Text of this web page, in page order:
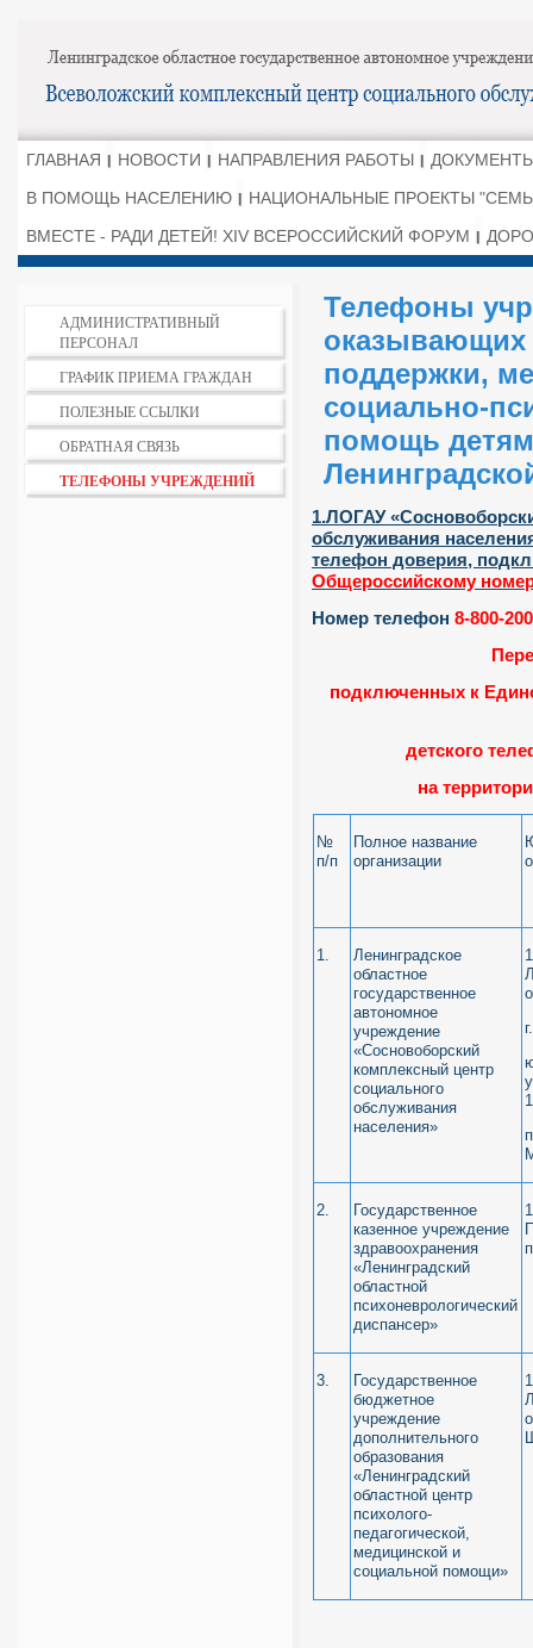
ГЛАВНАЯ НОВОСТИ НАПРАВЛЕНИЯ РАБОТЫ
В ПОМОЩЬ НАСЕЛЕНИЮ
НАЦИОНАЛЬНЫЕ ПРОЕКТЫ
ВМЕСТЕ - РАДИ ДЕТЕЙ! XIV ВСЕРОССИЙСКИЙ ФОРУМ
АДМИНИСТРАТИВНЫЙ
ПЕРСОНАЛ
ГРАФИК ПРИЕМА ГРАЖДАН
ПОЛЕЗНЫЕ ССЫЛКИ
ОБРАТНАЯ СВЯЗЬ
ТЕЛЕФОНЫ УЧРЕЖДЕНИЙ
Телефоны
поддержки,
социально-
помощь
1.ЛОГАУ
обслуживания
телефон доверия,
Общероссийскому
Номер телефон 8-800-
подключенных к
детского
на
№
п/п
Полное название
организации
1.
Ленинградское
областное
государственное
автономное
учреждение
«Сосновоборский
комплексный центр
социального
обслуживания
населения»
2.
Государственное
казенное учреждение
здравоохранения
«Ленинградский
областной
психоневрологический
диспансер»
3.
Государственное
бюджетное
учреждение
дополнительного
образования
«Ленинградский
областной центр
психолого-
педагогической,
медицинской и
социальной помощи»